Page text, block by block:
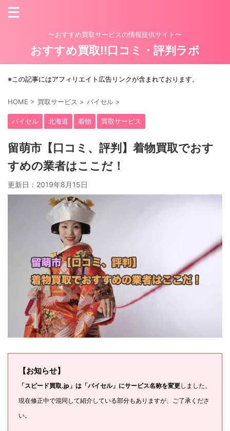
〜おすすめ買取サービスの情報提供サイト〜
おすすめ買取!!口コミ・評判ラボ
※この記事にはアフィリエイト広告リンクが含まれております。
HOME > 買取サービス > バイセル >
バイセル 北海道 着物 買取サービス
留萌市【口コミ、評判】着物買取でおす
すめの業者はここだ！
更新日： 2019年8月15日
【お知らせ】
「スピード買取.jp」は「バイセル」にサービス名称を変更しました。
現在修正中で混同して紹介している部分もありますが、ご了承くださ
い。